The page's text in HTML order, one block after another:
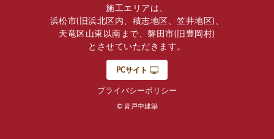
施工エリアは、
浜松市(旧浜北区内、積志地区、笠井地区)、
天竜区山東以南まで、磐田市(旧豊岡村)
とさせていただきます。
PCサイト
プライバシーポリシー
© 皆戸中建築